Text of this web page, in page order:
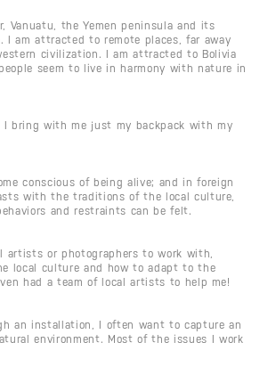
Vanuatu, the Yemen peninsula and its
I am attracted to remote places, far away
civilization. I am attracted to Bolivia
seem to live in harmony with nature in
I bring with me just my backpack with my
conscious of being alive; and in foreign
with the traditions of the local culture,
and restraints can be felt.
artists or photographers to work with,
local culture and how to adapt to the
had a team of local artists to help me!
an installation, I often want to capture an
environment. Most of the issues I work